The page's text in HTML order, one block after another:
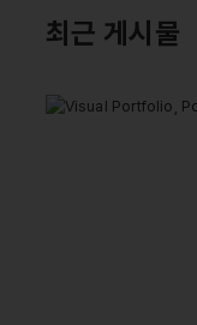
최근 게시물